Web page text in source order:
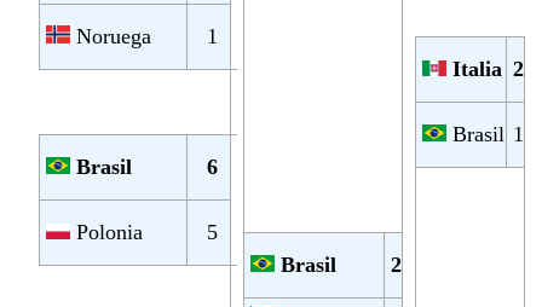
Noruega
1
Italia 2
Brasil 1
Brasil
6
Polonia
5
Brasil
2